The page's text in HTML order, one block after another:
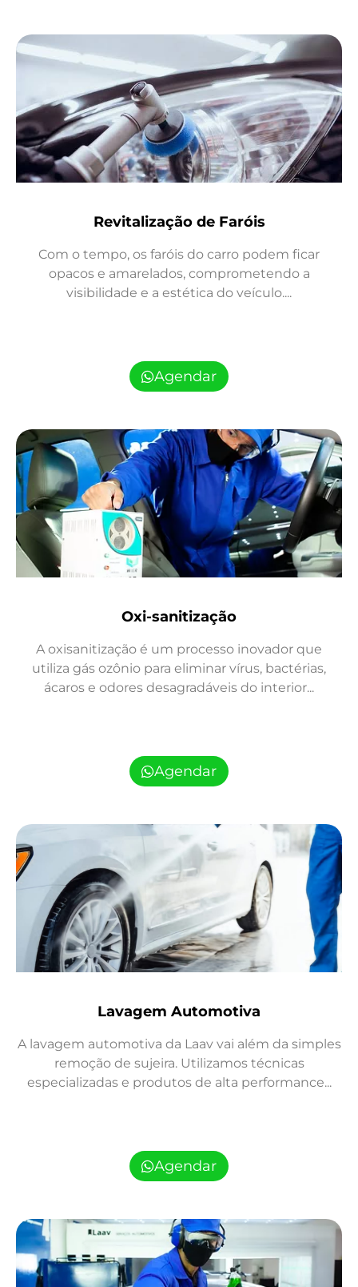
Revitalização de Faróis
Com o tempo, os faróis do carro podem ficar
opacos e amarelados, comprometendo a
visibilidade e a estética do veículo....
Agendar
Oxi-sanitização
A oxisanitização é um processo inovador que
utiliza gás ozônio para eliminar vírus, bactérias,
ácaros e odores desagradáveis do interior...
Agendar
Lavagem Automotiva
A lavagem automotiva da Laav vai além da simples
remoção de sujeira. Utilizamos técnicas
especializadas e produtos de alta performance...
Agendar